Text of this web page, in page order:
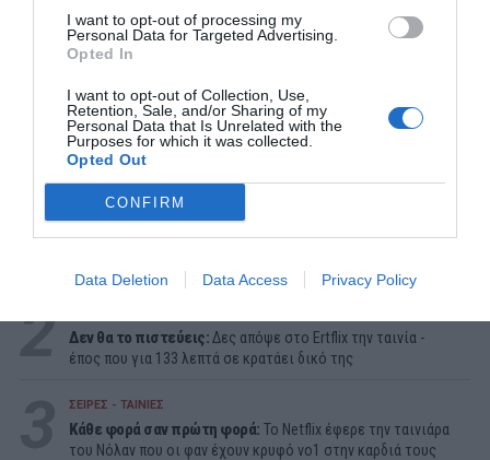
I want to opt-out of processing my
Personal Data for Targeted Advertising.
Opted In
I want to opt-out of Collection, Use,
Retention, Sale, and/or Sharing of my
Personal Data that Is Unrelated with the
Purposes for which it was collected.
Opted Out
CONFIRM
Data Deletion Data Access Privacy Policy
ΔΗΜΟΦΙΛΕΣΤΕΡΑ ΗΜΕΡΑΣ
1 EXTRAS
2 Δεν θα το πιστεύεις:Δες απόψε στο Ertflix την ταινία -
έπος που για 133 λεπτά σε κρατάει δικό της
ΣΕΙΡΕΣ - ΤΑΙΝΙΕΣ
Κάθε φορά σαν πρώτη φορά: Το Netflix έφερε την ταινιάρα
του Νόλαν που οι φαν έχουν κρυφό νο1 στην καρδιά τους